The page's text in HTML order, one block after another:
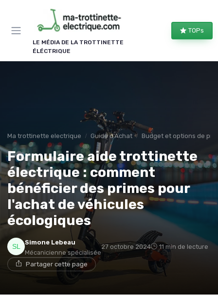
LE MÉDIA DE LA TROTTINETTE
ÉLÉCTRIQUE
TOPs
Ma trottinette electrique Guide d'Achat Budget et options de prix
Formulaire aide trottinette
électrique : comment
bénéficier des primes pour
l'achat de véhicules
écologiques
Simone Lebeau
Mécanicienne spécialisée
27 octobre 2024 11 min de lecture
Partager cette page